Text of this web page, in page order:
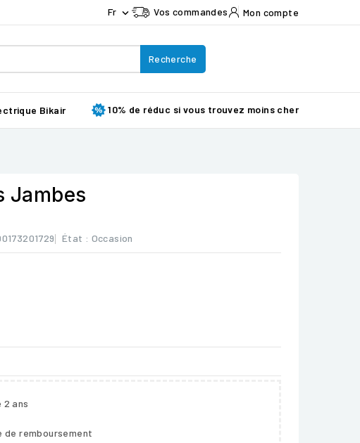
Fr  Vos commandes Mon compte
Recherche
Bikair 10% de réduc si vous trouvez moins cher
Jambes
État : Occasion
2 ans
de remboursement